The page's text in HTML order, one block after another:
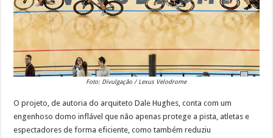
Foto: Divulgação / Lexus Velodrome
O projeto, de autoria do arquiteto Dale Hughes, conta com um
engenhoso domo inflável que não apenas protege a pista, atletas e
espectadores de forma eficiente, como também reduziu